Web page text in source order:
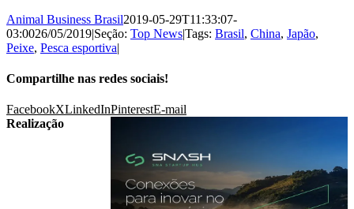
Animal Business Brasil2019-05-29T11:33:07-
03:0026/05/2019|Seção: Top News|Tags: Brasil, China, Japão,
Peixe, Pesca esportiva|
Compartilhe nas redes sociais!
FacebookXLinkedInPinterestE-mail
Realização